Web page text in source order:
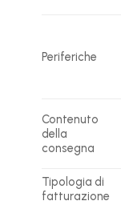
Periferiche
Contenuto
della
consegna
Tipologia di
fatturazione